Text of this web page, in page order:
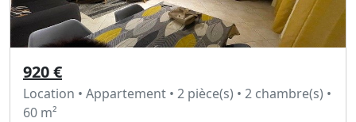
920 €
Location • Appartement • 2 pièce(s) • 2 chambre(s) •
60 m²